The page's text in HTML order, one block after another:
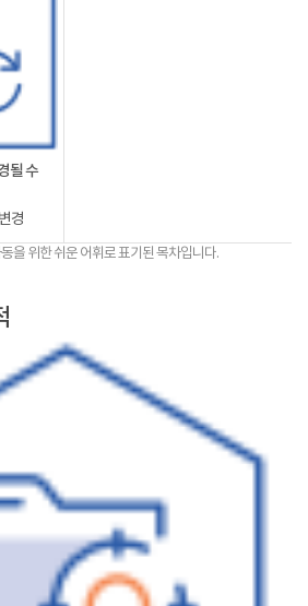
될 수
경
을 위한 쉬운 어휘로 표기된 목차입니다.